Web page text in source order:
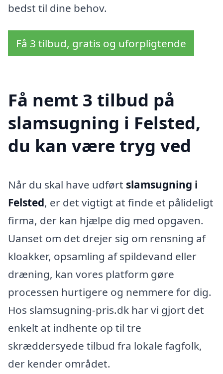
bedst til dine behov.
Få 3 tilbud, gratis og uforpligtende
Få nemt 3 tilbud på
slamsugning i Felsted,
du kan være tryg ved
Når du skal have udført slamsugning i
Felsted, er det vigtigt at finde et pålideligt
firma, der kan hjælpe dig med opgaven.
Uanset om det drejer sig om rensning af
kloakker, opsamling af spildevand eller
dræning, kan vores platform gøre
processen hurtigere og nemmere for dig.
Hos slamsugning-pris.dk har vi gjort det
enkelt at indhente op til tre
skræddersyede tilbud fra lokale fagfolk,
der kender området.